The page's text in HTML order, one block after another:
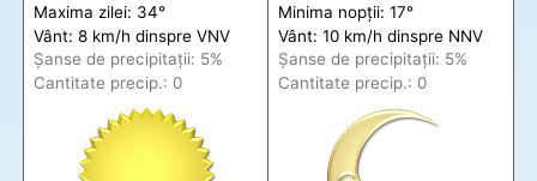
Maxima zilei: 34°
Vânt: 8 km/h dinspre VNV
Șanse de precipitații: 5%
Cantitate precip.: 0
Minima nopții: 17°
Vânt: 10 km/h dinspre NNV
Șanse de precipitații: 5%
Cantitate precip.: 0